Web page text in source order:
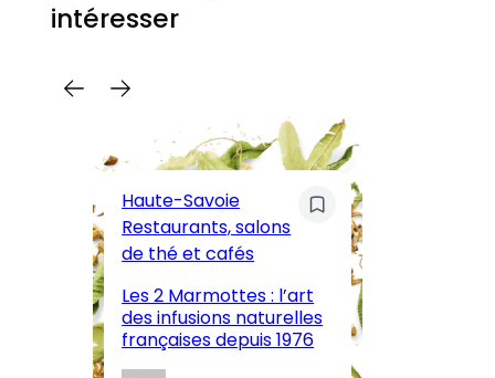
intéresser
Haute-Savoie
Restaurants, salons
de thé et cafés
Les 2 Marmottes : l’art
des infusions naturelles
françaises depuis 1976